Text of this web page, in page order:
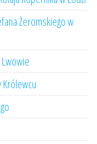
Żeromskiego w